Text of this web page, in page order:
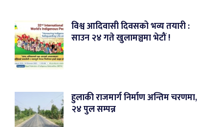
विश्व आदिवासी दिवसको भव्य तयारी :
साउन २४ गते खुलामञ्चमा भेटौं !
हुलाकी राजमार्ग निर्माण अन्तिम चरणमा,
२४ पुल सम्पन्न